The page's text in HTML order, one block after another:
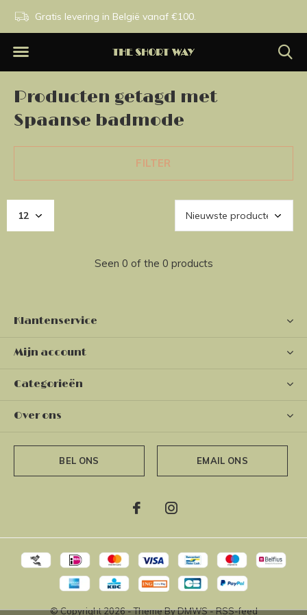
Gratis levering in België vanaf €100.
Producten getagd met
Spaanse badmode
FILTER
Seen 0 of the 0 products
Klantenservice
Mijn account
Categorieën
Over ons
BEL ONS EMAIL ONS
© Copyright2026- Theme ByDMWS-RSS-feed